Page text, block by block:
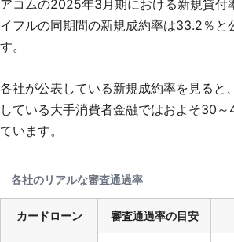
アコムの2025年3月期における新規貸付
イフルの同期間の新規成約率は33.2％と
す。
各社が公表している新規成約率を見ると
している大手消費者金融ではおよそ30
ています。
各社のリアルな審査通過率
カードローン 審査通過率の目安